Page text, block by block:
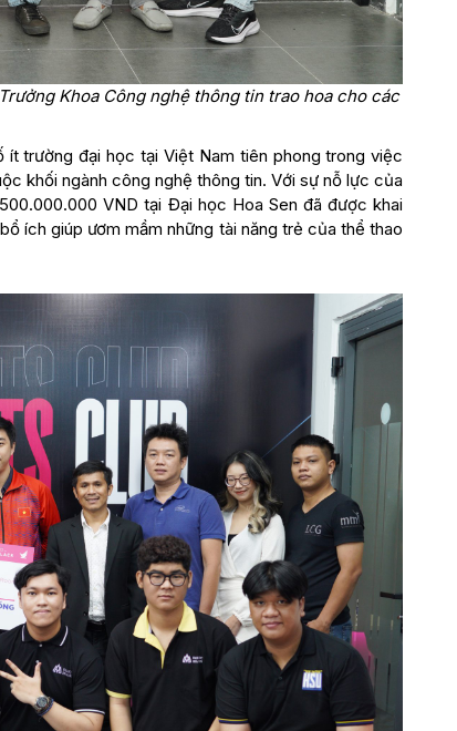
Khoa Công nghệ thông tin trao hoa cho các
trường đại học tại Việt Nam tiên phong trong việc
khối ngành công nghệ thông tin. Với sự nỗ lực của
VND tại Đại học Hoa Sen đã được khai
ích giúp ươm mầm những tài năng trẻ của thể thao